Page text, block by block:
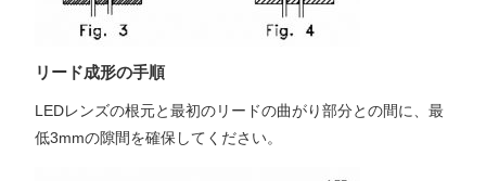
リード成形の手順
LEDレンズの根元と最初のリードの曲がり部分との間に、最
低3mmの隙間を確保してください。